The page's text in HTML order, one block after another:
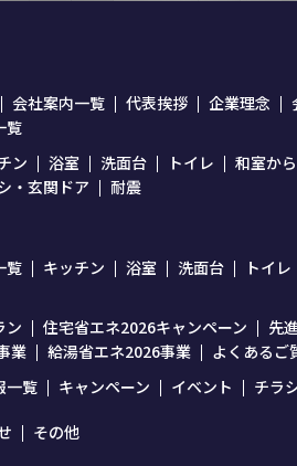
会社案内一覧 代表挨拶 企業理念
覧
ン 浴室 洗面台 トイレ 和室か
・玄関ドア 耐震
覧 キッチン 浴室 洗面台 トイレ
ン 住宅省エネ2026キャンペーン
先
業
給湯省エネ2026事業 よくあるご
一覧 キャンペーン イベント チラ
その他